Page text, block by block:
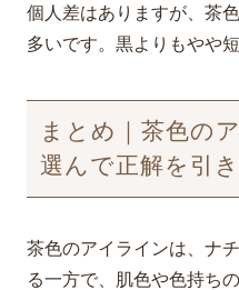
個人差はありますが、茶
多いです。黒よりもやや
まとめ｜茶色の
選んで正解を引
茶色のアイラインは、ナ
る一方で、肌色や色持ち